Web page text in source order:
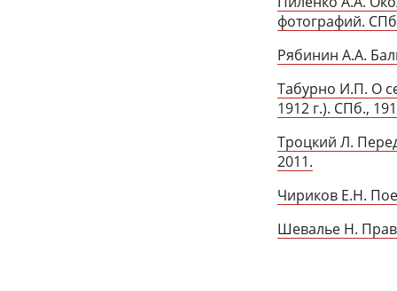
фотографий.
Рябинин А.А.
Табурно И.П. О
1912 г.). СПб.,
Троцкий Л.
2011.
Чириков Е.Н.
Шевалье Н.